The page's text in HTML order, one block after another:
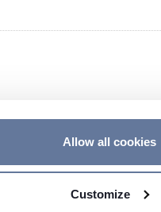
Allow all cookies
Customize